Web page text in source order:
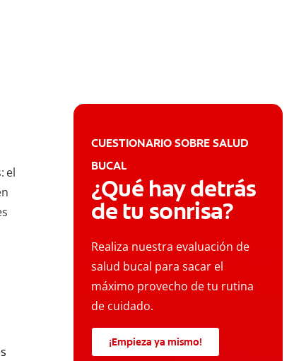
el
CUESTIONARIO SOBRE SALUD
BUCAL
¿Qué hay detrás
de tu sonrisa?
Realiza nuestra evaluación de
salud bucal para sacar el
máximo provecho de tu rutina
de cuidado.
¡Empieza ya mismo!